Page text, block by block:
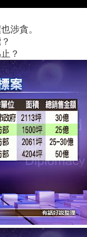
涉貪。
？